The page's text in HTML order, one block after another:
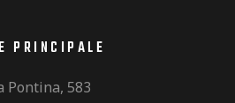
PRINCIPALE
Pontina, 583